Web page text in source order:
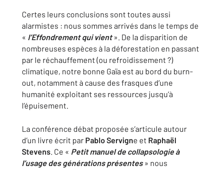
Certes leurs conclusions sont toutes aussi
alarmistes : nous sommes arrivés dans le temps de
« l’Effondrement qui vient». De la disparition de
nombreuses espèces à la déforestation en passant
par le réchauffement (ou refroidissement ?)
climatique, notre bonne Gaïa est au bord du burn-
out, notamment à cause des frasques d’une
humanité exploitant ses ressources jusqu’à
l’épuisement.
La conférence débat proposée s’articule autour
d’un livre écrit par Pablo Servigne et Raphaël
Stevens. Ce « Petit manuel de collapsologie à
l’usage des générations présentes» nous